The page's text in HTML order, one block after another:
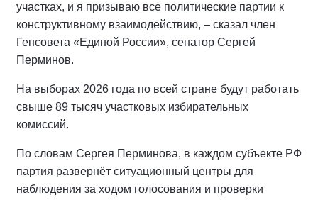
участках, и я призываю все политические партии к
конструктивному взаимодействию, – сказал член
Генсовета «Единой России», сенатор Сергей
Перминов.
На выборах 2026 года по всей стране будут работать
свыше 89 тысяч участковых избирательных
комиссий.
По словам Сергея Перминова, в каждом субъекте РФ
партия развернёт ситуационный центры для
наблюдения за ходом голосования и проверки